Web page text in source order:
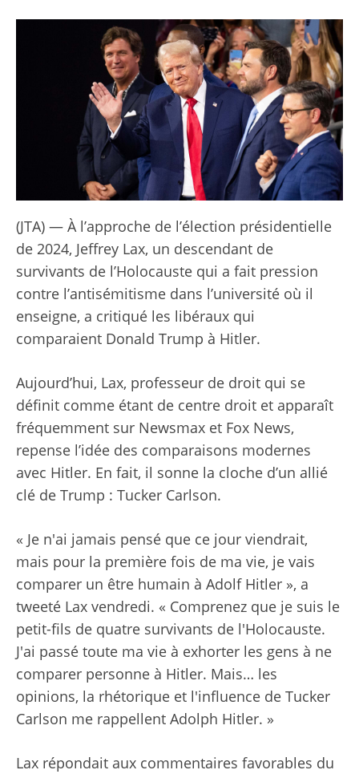
(JTA) — À l’approche de l’élection présidentielle
de 2024, Jeffrey Lax, un descendant de
survivants de l’Holocauste qui a fait pression
contre l’antisémitisme dans l’université où il
enseigne, a critiqué les libéraux qui
comparaient Donald Trump à Hitler.
Aujourd’hui, Lax, professeur de droit qui se
définit comme étant de centre droit et apparaît
fréquemment sur Newsmax et Fox News,
repense l’idée des comparaisons modernes
avec Hitler. En fait, il sonne la cloche d’un allié
clé de Trump : Tucker Carlson.
« Je n'ai jamais pensé que ce jour viendrait,
mais pour la première fois de ma vie, je vais
comparer un être humain à Adolf Hitler », a
tweeté Lax vendredi. « Comprenez que je suis le
petit-fils de quatre survivants de l'Holocauste.
J'ai passé toute ma vie à exhorter les gens à ne
comparer personne à Hitler. Mais… les
opinions, la rhétorique et l'influence de Tucker
Carlson me rappellent Adolph Hitler. »
Lax répondait aux commentaires favorables du